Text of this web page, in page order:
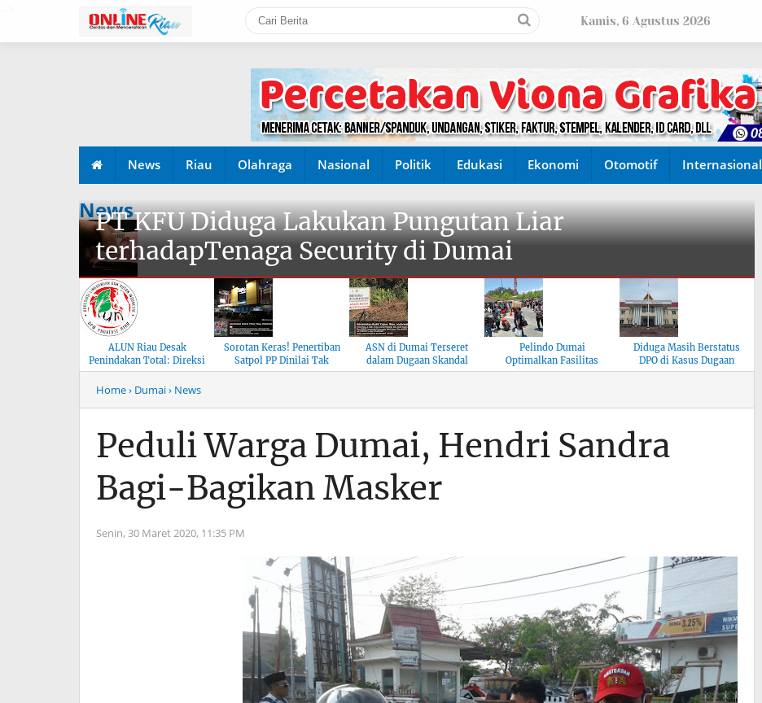
Kamis, 6 Agustus 2026
News Riau Olahraga Nasional Politik Edukasi Ekonomi Otomotif Internasional
News
PT KFU Diduga Lakukan Pungutan Liar
terhadapTenaga Security di Dumai
ALUN Riau Desak
Penindakan Total: Direksi
Musim Mas Harus
Bertanggung Jawab
Sorotan Keras! Penertiban
Satpol PP Dinilai Tak
Menyentuh “Kelas Atas”
ASN di Dumai Terseret
dalam Dugaan Skandal
KSO, Integritas Aparatur
Pelindo Dumai
Optimalkan Fasilitas
untuk Kenyamanan Arus
Diduga Masih Berstatus
DPO di Kasus Dugaan
Pemalsuan Paspor, Polres
Home› Dumai› News
Peduli Warga Dumai, Hendri Sandra
Bagi-Bagikan Masker
Senin, 30 Maret 2020, 11:35 PM